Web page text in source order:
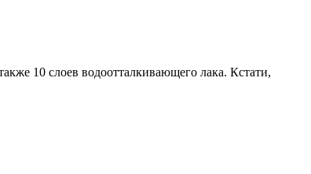
10 слоев водоотталкивающего лака. Кстати,